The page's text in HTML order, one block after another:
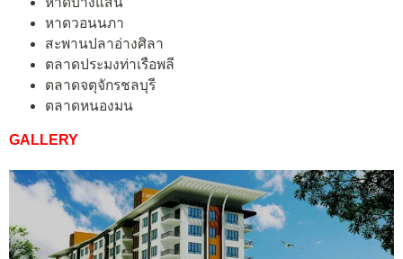
หาดวอนนภา
สะพานปลาอ่างศิลา
ตลาดประมงท่าเรือพลี
ตลาดจตุจักรชลบุรี
ตลาดหนองมน
GALLERY